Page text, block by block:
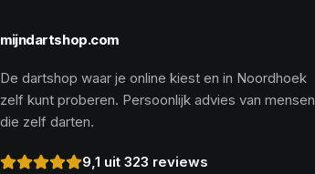
mijndartshop.com
De dartshop waar je online kiest en in Noordhoek
zelf kunt proberen. Persoonlijk advies van mensen
die zelf darten.
9,1 uit 323 reviews